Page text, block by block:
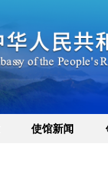
使馆新闻